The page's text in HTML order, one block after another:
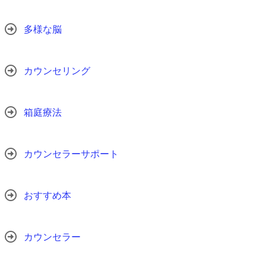
多様な脳
カウンセリング
箱庭療法
カウンセラーサポート
おすすめ本
カウンセラー